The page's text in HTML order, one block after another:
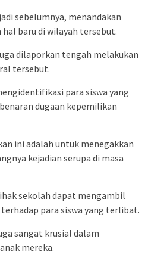
sebelumnya, menandakan
baru di wilayah tersebut.
dilaporkan tengah melakukan
tersebut.
para siswa yang
dugaan kepemilikan
ini adalah untuk menegakkan
kejadian serupa di masa
sekolah dapat mengambil
para siswa yang terlibat.
sangat krusial dalam
mereka.